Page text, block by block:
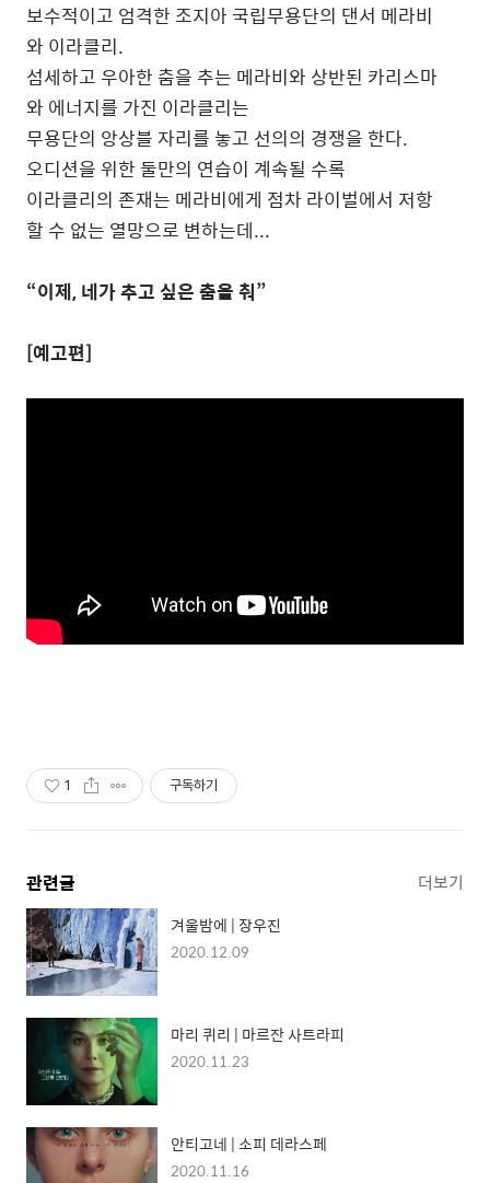
보수적이고 엄격한 조지아 국립무용단의 댄서 메라비
와 이라클리.
섬세하고 우아한 춤을 추는 메라비와 상반된 카리스마
와 에너지를 가진 이라클리는
무용단의 앙상블 자리를 놓고 선의의 경쟁을 한다.
오디션을 위한 둘만의 연습이 계속될 수록
이라클리의 존재는 메라비에게 점차 라이벌에서 저항
할 수 없는 열망으로 변하는데...
“이제, 네가 추고 싶은 춤을 춰”
[예고편]
1 구독하기
관련글 더보기
겨울밤에 | 장우진
2020.12.09
마리 퀴리 | 마르잔 사트라피
2020.11.23
안티고네 | 소피 데라스페
2020.11.16